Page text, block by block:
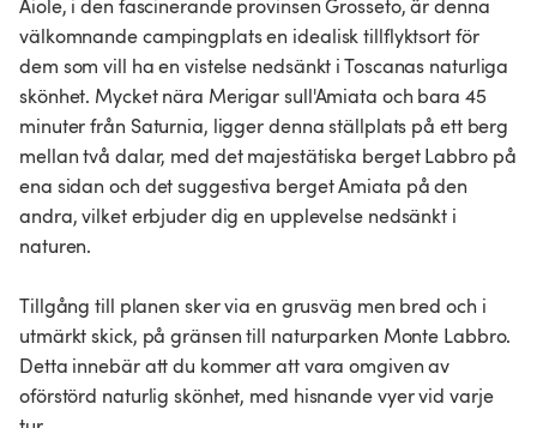
Aiole, i den fascinerande provinsen Grosseto, är denna
välkomnande campingplats en idealisk tillflyktsort för
dem som vill ha en vistelse nedsänkt i Toscanas naturliga
skönhet. Mycket nära Merigar sull'Amiata och bara 45
minuter från Saturnia, ligger denna ställplats på ett berg
mellan två dalar, med det majestätiska berget Labbro på
ena sidan och det suggestiva berget Amiata på den
andra, vilket erbjuder dig en upplevelse nedsänkt i
naturen.
Tillgång till planen sker via en grusväg men bred och i
utmärkt skick, på gränsen till naturparken Monte Labbro.
Detta innebär att du kommer att vara omgiven av
oförstörd naturlig skönhet, med hisnande vyer vid varje